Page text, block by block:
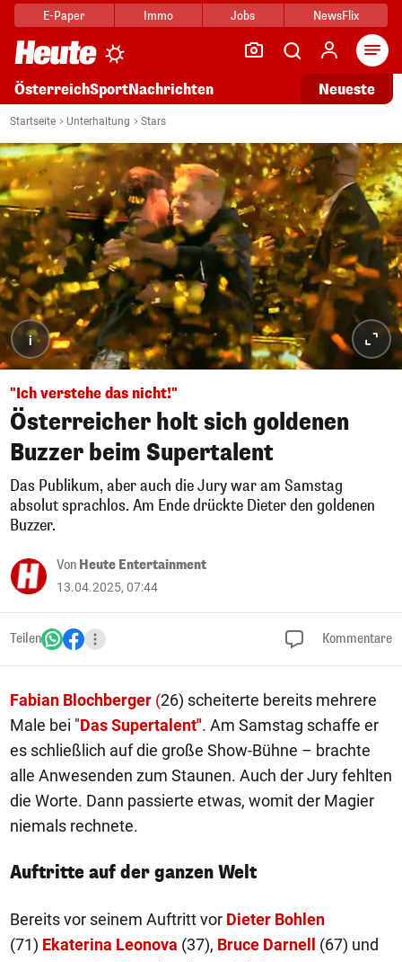
E-Paper Immo Jobs NewsFlix
ÖsterreichSportNachrichten Neueste
Startseite Unterhaltung Stars
i
"Ich verstehe das nicht!"
Österreicher holt sich goldenen
Buzzer beim Supertalent
Das Publikum, aber auch die Jury war am Samstag
absolut sprachlos. Am Ende drückte Dieter den goldenen
Buzzer.
Von Heute Entertainment
13.04.2025, 07:44
Teilen Kommentare
Fabian Blochberger (26) scheiterte bereits mehrere
Male bei "Das Supertalent". Am Samstag schaffe er
es schließlich auf die große Show-Bühne – brachte
alle Anwesenden zum Staunen. Auch der Jury fehlten
die Worte. Dann passierte etwas, womit der Magier
niemals rechnete.
Auftritte auf der ganzen Welt
Bereits vor seinem Auftritt vor Dieter Bohlen
(71) Ekaterina Leonova (37), Bruce Darnell
(67) und